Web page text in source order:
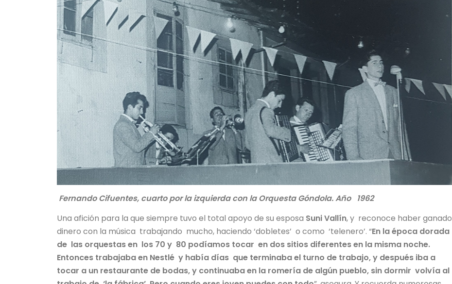
Fernando Cifuentes, cuarto por la izquierda con la Orquesta Góndola. Año 1962
Una afición para la que siempre tuvo el total apoyo de su esposa Suni Vallín, y reconoce haber ganado
dinero con la música trabajando mucho, haciendo ‘dobletes’ o como ‘telenero’. “En la época dorada
de las orquestas en los 70 y 80 podíamos tocar en dos sitios diferentes en la misma noche.
Entonces trabajaba en Nestlé y había días que terminaba el turno de trabajo, y después iba a
tocar a un restaurante de bodas, y continuaba en la romería de algún pueblo, sin dormir volvía al